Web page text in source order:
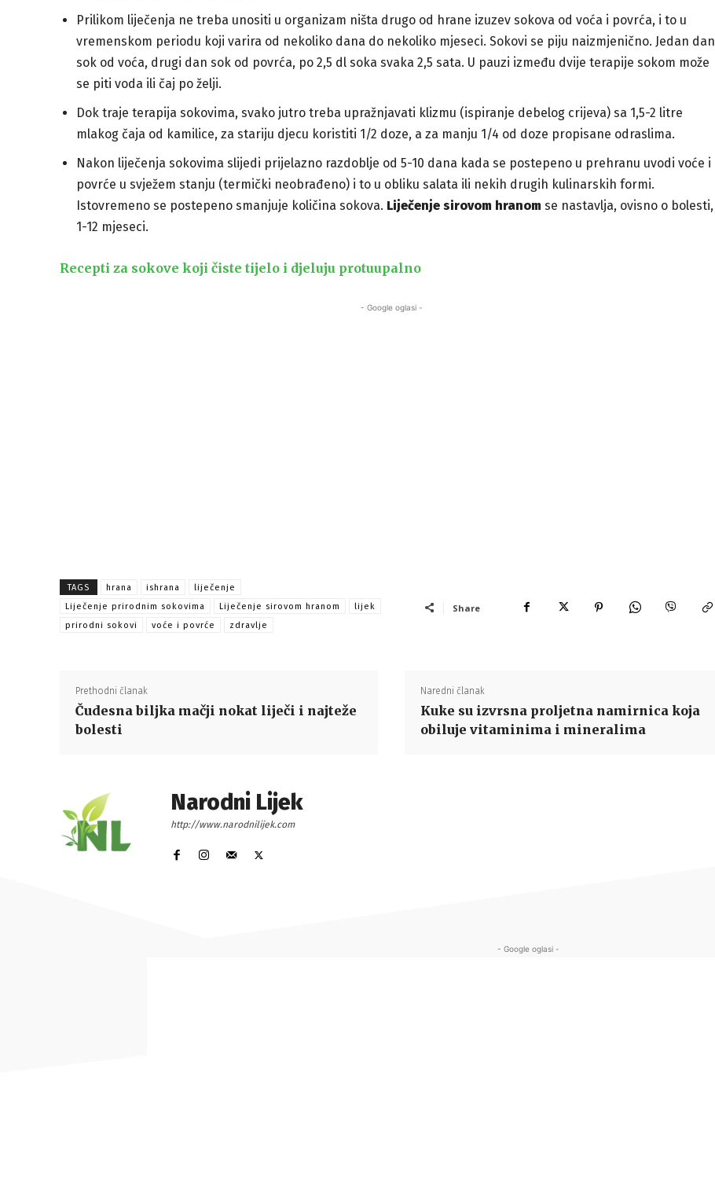
Prilikom liječenja ne treba unositi u organizam ništa drugo od hrane izuzev sokova od voća i povrća, i to u
vremenskom periodu koji varira od nekoliko dana do nekoliko mjeseci. Sokovi se piju naizmjenično. Jedan dan
sok od voća, drugi dan sok od povrća, po 2,5 dl soka svaka 2,5 sata. U pauzi između dvije terapije sokom može
se piti voda ili čaj po želji.
Dok traje terapija sokovima, svako jutro treba upražnjavati klizmu (ispiranje debelog crijeva) sa 1,5-2 litre
mlakog čaja od kamilice, za stariju djecu koristiti 1/2 doze, a za manju 1/4 od doze propisane odraslima.
Nakon liječenja sokovima slijedi prijelazno razdoblje od 5-10 dana kada se postepeno u prehranu uvodi voće i
povrće u svježem stanju (termički neobrađeno) i to u obliku salata ili nekih drugih kulinarskih formi.
Istovremeno se postepeno smanjuje količina sokova. Liječenje sirovom hranom se nastavlja, ovisno o bolesti,
1-12 mjeseci.
Recepti za sokove koji čiste tijelo i djeluju protuupalno
- Google oglasi -
TAGS hrana ishrana
liječenje
Liječenje prirodnim sokovima
Liječenje sirovom hranom
lijek
prirodni sokovi
voće i povrće zdravlje
Share
Prethodni članak
Čudesna biljka mačji nokat liječi i najteže
bolesti
Naredni članak
Kuke su izvrsna proljetna namirnica koja
obiluje vitaminima i mineralima
Narodni Lijek
http://www.narodnilijek.com
- Google oglasi -